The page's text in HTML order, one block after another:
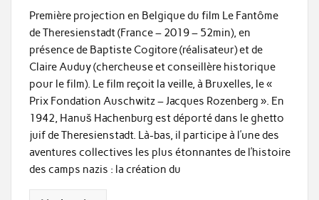
Première projection en Belgique du film Le Fantôme
de Theresienstadt (France – 2019 – 52min), en
présence de Baptiste Cogitore (réalisateur) et de
Claire Auduy (chercheuse et conseillère historique
pour le film). Le film reçoit la veille, à Bruxelles, le «
Prix Fondation Auschwitz – Jacques Rozenberg ». En
1942, Hanuš Hachenburg est déporté dans le ghetto
juif de Theresienstadt. Là-bas, il participe à l’une des
aventures collectives les plus étonnantes de l’histoire
des camps nazis : la création du